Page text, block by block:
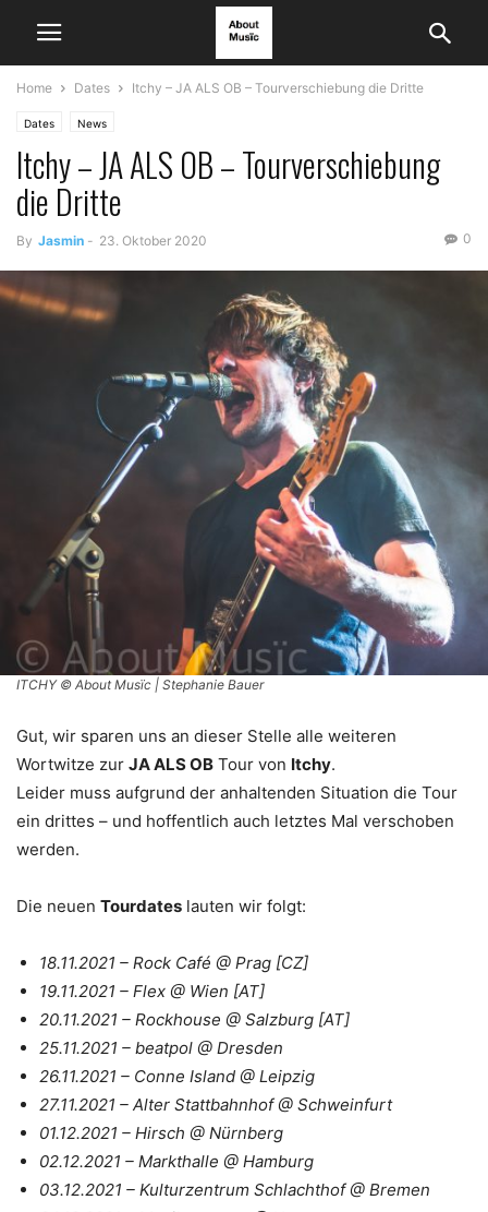
Home Dates Itchy – JA ALS OB – Tourverschiebung die Dritte
Dates News
Itchy – JA ALS OB – Tourverschiebung
die Dritte
By Jasmin - 23. Oktober 2020 0
ITCHY © About Musïc | Stephanie Bauer
Gut, wir sparen uns an dieser Stelle alle weiteren
Wortwitze zur JA ALS OB Tour von Itchy.
Leider muss aufgrund der anhaltenden Situation die Tour
ein drittes – und hoffentlich auch letztes Mal verschoben
werden.
Die neuen Tourdates lauten wir folgt:
18.11.2021 – Rock Café @ Prag [CZ]
19.11.2021 – Flex @ Wien [AT]
20.11.2021 – Rockhouse @ Salzburg [AT]
25.11.2021 – beatpol @ Dresden
26.11.2021 – Conne Island @ Leipzig
27.11.2021 – Alter Stattbahnhof @ Schweinfurt
01.12.2021 – Hirsch @ Nürnberg
02.12.2021 – Markthalle @ Hamburg
03.12.2021 – Kulturzentrum Schlachthof @ Bremen